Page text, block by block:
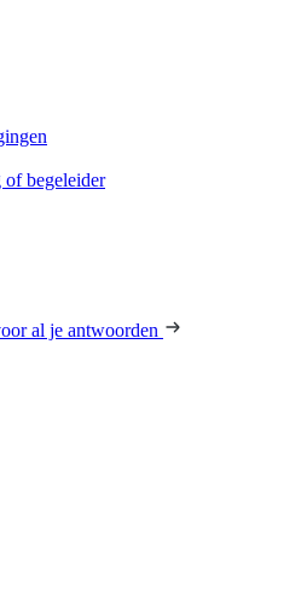
of begeleider
al je antwoorden